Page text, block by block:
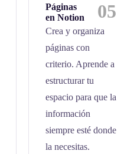
Páginas
en Notion
05
Crea y organiza
páginas con
criterio. Aprende a
estructurar tu
espacio para que la
información
siempre esté donde
la necesitas.